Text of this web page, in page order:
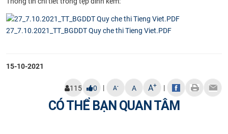
ĐẢM BẢO CHẤT LƯỢNG
KHOA HỌC CÔNG NGHỆ
HTQT
CỰU NGƯỜI HỌC
27_7.10.2021_TT_BGDDT Quy che thi Tieng Viet.PDF
15-10-2021
115 0 | A- A A+ |
CÓ THỂ BẠN QUAN TÂM